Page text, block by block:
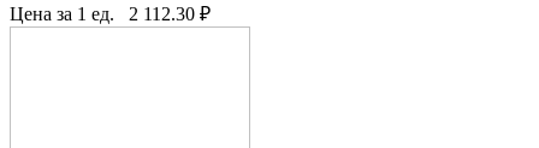
Цена за 1 ед.
2 112.30 ₽